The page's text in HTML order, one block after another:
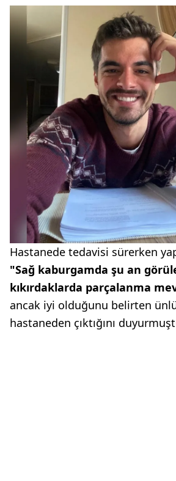
Hastanede tedavisi sürerken
"Sağ kaburgamda şu an
kıkırdaklarda parçalanma
ancak iyi olduğunu belirten
hastaneden çıktığını